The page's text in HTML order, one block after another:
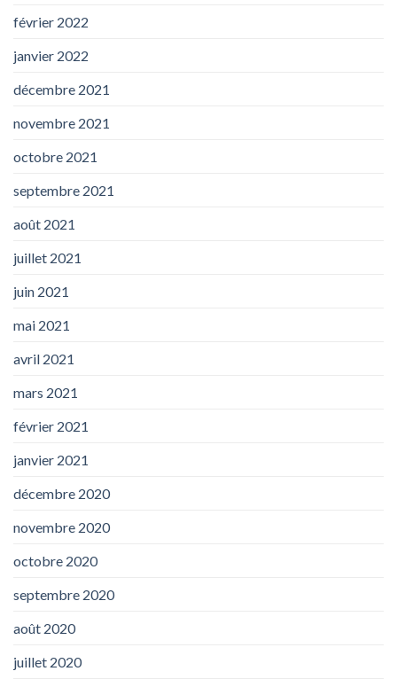
février 2022
janvier 2022
décembre 2021
novembre 2021
octobre 2021
septembre 2021
août 2021
juillet 2021
juin 2021
mai 2021
avril 2021
mars 2021
février 2021
janvier 2021
décembre 2020
novembre 2020
octobre 2020
septembre 2020
août 2020
juillet 2020